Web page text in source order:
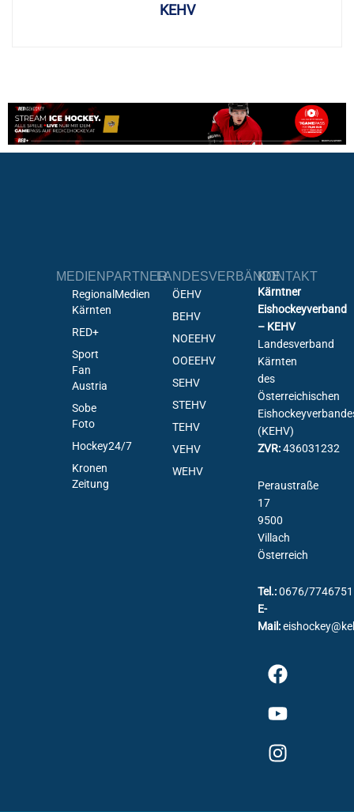
KEHV
MEDIENPARTNER
RegionalMedien
Kärnten
RED+
Sport
Fan
Austria
Sobe
Foto
Hockey24/7
Kronen
Zeitung
LANDESVERBÄNDE
ÖEHV
BEHV
NOEEHV
OOEEHV
SEHV
STEHV
TEHV
VEHV
WEHV
KONTAKT
Kärntner
Eishockeyverband
– KEHV
Landesverband
Kärnten
des
Österreichischen
(KEHV)
ZVR:436031232
Peraustraße
17
9500
Villach
Österreich
Tel.:0676/7746751
E-
Mail: